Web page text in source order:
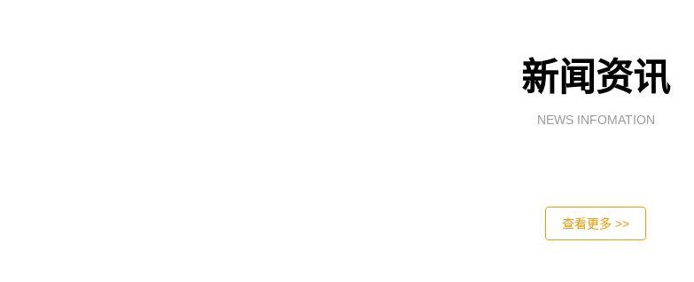
新闻资讯
NEWS INFOMATION
查看更多 >>